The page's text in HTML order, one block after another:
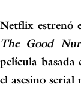
Netflix estrenó
The Good
película basada
el asesino